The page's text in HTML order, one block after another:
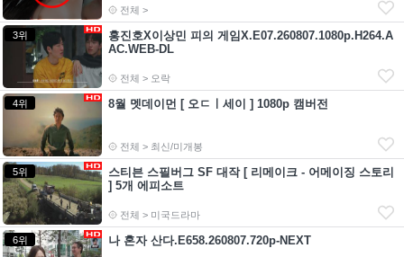
전체 >
3위
홍진호X이상민 피의 게임X.E07.260807.1080p.H264.A
AC.WEB-DL
전체 > 오락
4위 8월 멧데이먼 [ 오ㄷㅣ세이 ] 1080p 캠버전
전체 > 최신/미개봉
5위
스티븐 스필버그 SF 대작 [ 리메이크 - 어메이징 스토리
] 5개 에피소트
전체 > 미국드라마
6위 나 혼자 산다.E658.260807.720p-NEXT